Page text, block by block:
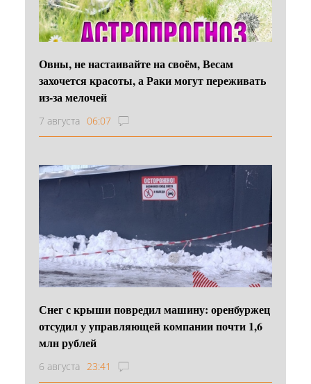
Овны, не настаивайте на своём, Весам
захочется красоты, а Раки могут переживать
из-за мелочей
7 августа 06:07
Снег с крыши повредил машину: оренбуржец
отсудил у управляющей компании почти 1,6
млн рублей
6 августа 23:41